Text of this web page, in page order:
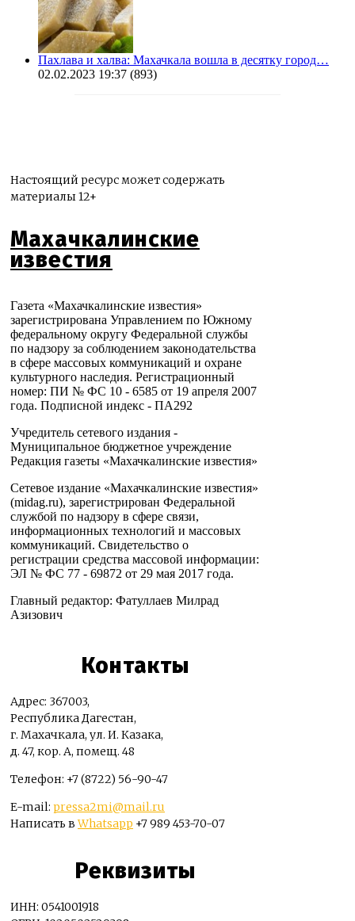
Пахлава и халва: Махачкала вошла в десятку город…
02.02.2023 19:37 (893)
Настоящий ресурс может содержать
материалы 12+
Махачкалинские
известия
Газета «Махачкалинские известия»
зарегистрирована Управлением по Южному
федеральному округу Федеральной службы
по надзору за соблюдением законодательства
в сфере массовых коммуникаций и охране
культурного наследия. Регистрационный
номер: ПИ № ФС 10 - 6585 от 19 апреля 2007
года. Подписной индекс - ПА292
Учредитель сетевого издания -
Муниципальное бюджетное учреждение
Редакция газеты «Махачкалинские известия»
Сетевое издание «Махачкалинские известия»
(midag.ru), зарегистрирован Федеральной
службой по надзору в сфере связи,
информационных технологий и массовых
коммуникаций. Свидетельство о
регистрации средства массовой информации:
ЭЛ № ФС 77 - 69872 от 29 мая 2017 года.
Главный редактор: Фатуллаев Милрад
Азизович
Контакты
Адрес: 367003,
Республика Дагестан,
г. Махачкала, ул. И. Казака,
д. 47, кор. А, помещ. 48
Телефон: +7 (8722) 56-90-47
E-mail: pressa2mi@mail.ru
Написать вWhatsapp +7 989 453-70-07
Реквизиты
ИНН: 0541001918